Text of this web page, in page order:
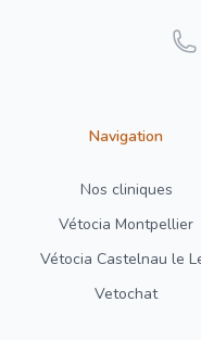
Navigation
Nos cliniques
Vétocia Montpellier
Vétocia Castelnau le
Vetochat